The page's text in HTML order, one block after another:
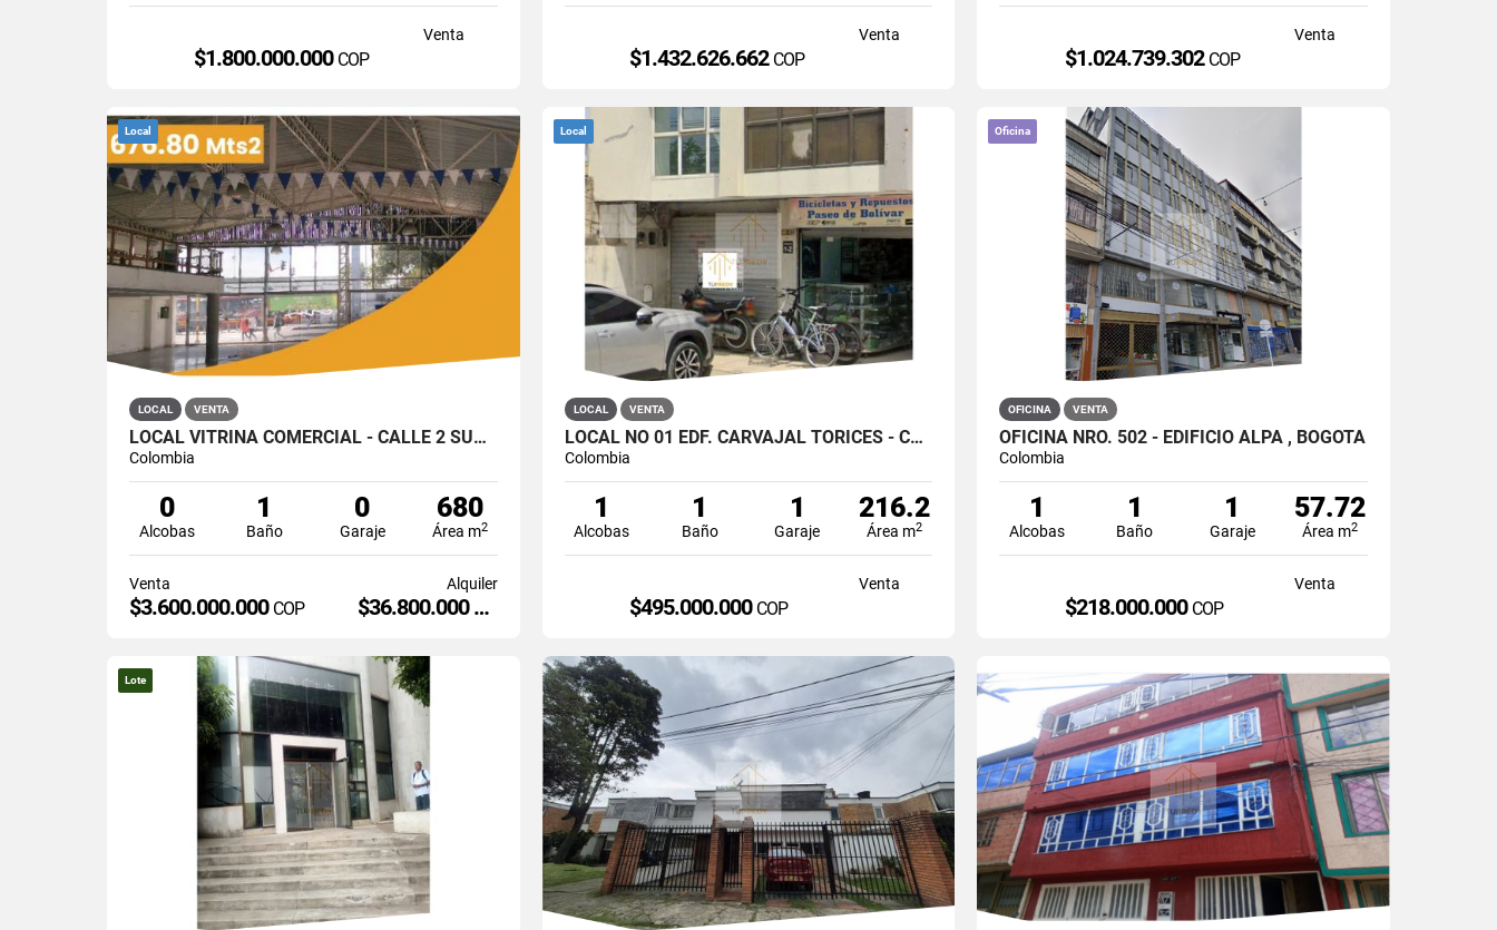
Venta
$1.800.000.000 COP
Venta
$1.432.626.662 COP
Venta
$1.024.739.302 COP
Local
LOCAL VENTA
LOCAL VITRINA COMERCIAL - CALLE 2 SUR # 13A - 19, BOGOTÁ
Colombia
0
Alcobas
1
Baño
0
Garaje
680
Área m2
Venta
$3.600.000.000 COP
Alquiler
$36.800.000
COP
Local
LOCAL VENTA
LOCAL NO 01 EDF. CARVAJAL TORICES - CARTAGENA
Colombia
1
Alcobas
1
Baño
1
Garaje
216.2
Área m2
Venta
$495.000.000 COP
Oficina
OFICINA VENTA
OFICINA NRO. 502 - EDIFICIO ALPA , BOGOTÁ
Colombia
1
Alcobas
1
Baño
1
Garaje
57.72
Área m2
Venta
$218.000.000 COP
Lote